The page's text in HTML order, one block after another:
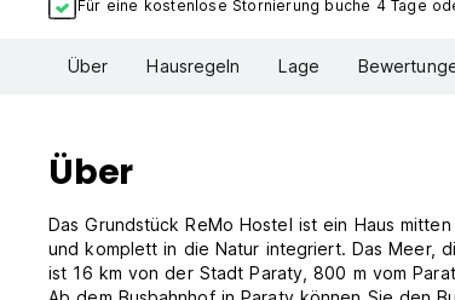
Für eine kostenlose Stornierung buche 4 Tage
Über Hausregeln Lage
Über
Das Grundstück ReMo Hostel ist ein Haus
und komplett in die Natur integriert. Das Meer,
ist 16 km von der Stadt Paraty, 800 m vom Paraty-Mirim Hauptstrand und 20 Minuten vom